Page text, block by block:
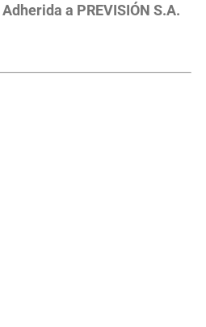
a PREVISIÓN S.A.